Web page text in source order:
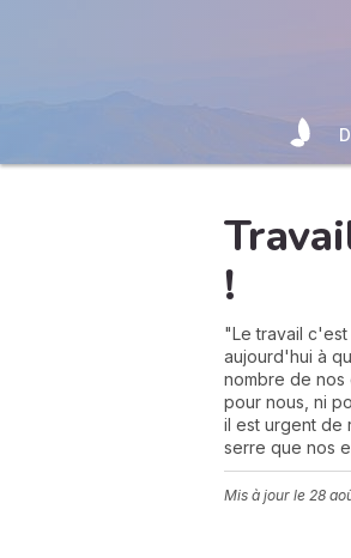
!
"Le travail c'est
aujourd'hui à
nombre de nos
pour nous, ni
il est urgent de
serre que nos
Mis à jour le 28